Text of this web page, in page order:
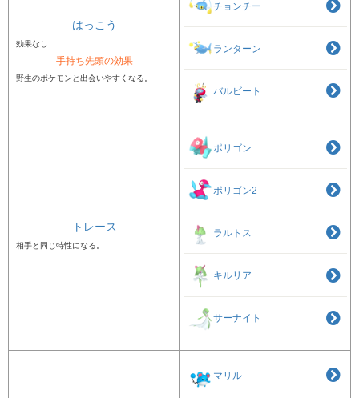
はっこう
効果なし
手持ち先頭の効果
野生のポケモンと出会いやすくなる。
チョンチー
ランターン
バルビート
トレース
相手と同じ特性になる。
ポリゴン
ポリゴン2
ラルトス
キルリア
サーナイト
マリル